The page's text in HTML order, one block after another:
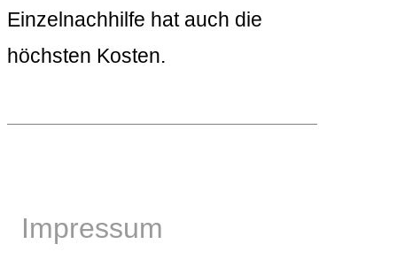
Einzelnachhilfe hat auch die
höchsten Kosten.
Impressum